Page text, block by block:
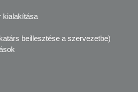
kialakítása
beillesztése a szervezetbe)